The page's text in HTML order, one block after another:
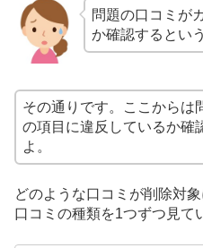
問題の口コミが
か確認するとい
その通りです。ここからは
の項目に違反しているか確
よ。
どのような口コミが削除対
口コミの種類を1つずつ見て